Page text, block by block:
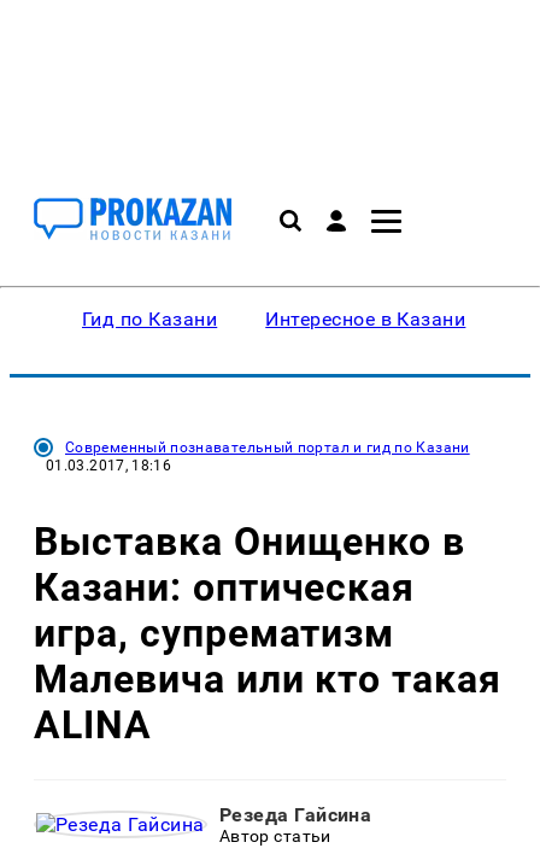
Гид по Казани Интересное в Казани
Современный познавательный портал и гид по Казани
01.03.2017, 18:16
Выставка Онищенко в
Казани: оптическая
игра, супрематизм
Малевича или кто такая
ALINA
Резеда Гайсина
Автор статьи